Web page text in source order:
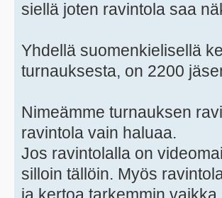
siellä joten ravintola saa
Yhdellä suomenkielisellä
turnauksesta, on 2200
Nimeämme turnauksen
ravintola vain haluaa.
Jos ravintolalla on
silloin tällöin. Myös